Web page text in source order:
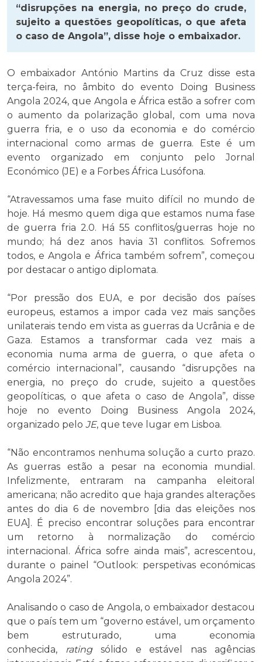
“disrupções na energia, no preço do crude,
sujeito a questões geopolíticas, o que afeta
o caso de Angola”, disse hoje o embaixador.
O embaixador António Martins da Cruz disse esta
terça-feira, no âmbito do evento Doing Business
Angola 2024, que Angola e África estão a sofrer com
o aumento da polarização global, com uma nova
guerra fria, e o uso da economia e do comércio
internacional como armas de guerra. Este é um
evento organizado em conjunto pelo Jornal
Económico (JE) e a Forbes África Lusófona.
“Atravessamos uma fase muito difícil no mundo de
hoje. Há mesmo quem diga que estamos numa fase
de guerra fria 2.0. Há 55 conflitos/guerras hoje no
mundo; há dez anos havia 31 conflitos. Sofremos
todos, e Angola e África também sofrem”, começou
por destacar o antigo diplomata.
“Por pressão dos EUA, e por decisão dos países
europeus, estamos a impor cada vez mais sanções
unilaterais tendo em vista as guerras da Ucrânia e de
Gaza. Estamos a transformar cada vez mais a
economia numa arma de guerra, o que afeta o
comércio internacional”, causando “disrupções na
energia, no preço do crude, sujeito a questões
geopolíticas, o que afeta o caso de Angola”, disse
hoje no evento Doing Business Angola 2024,
organizado pelo JE, que teve lugar em Lisboa.
“Não encontramos nenhuma solução a curto prazo.
As guerras estão a pesar na economia mundial.
Infelizmente, entraram na campanha eleitoral
americana; não acredito que haja grandes alterações
antes do dia 6 de novembro [dia das eleições nos
EUA]. É preciso encontrar soluções para encontrar
um retorno à normalização do comércio
internacional. África sofre ainda mais”, acrescentou,
durante o painel “Outlook: perspetivas económicas
Angola 2024”.
Analisando o caso de Angola, o embaixador destacou
que o país tem um “governo estável, um orçamento
bem estruturado, uma economia
conhecida, ratingsólido e estável nas agências